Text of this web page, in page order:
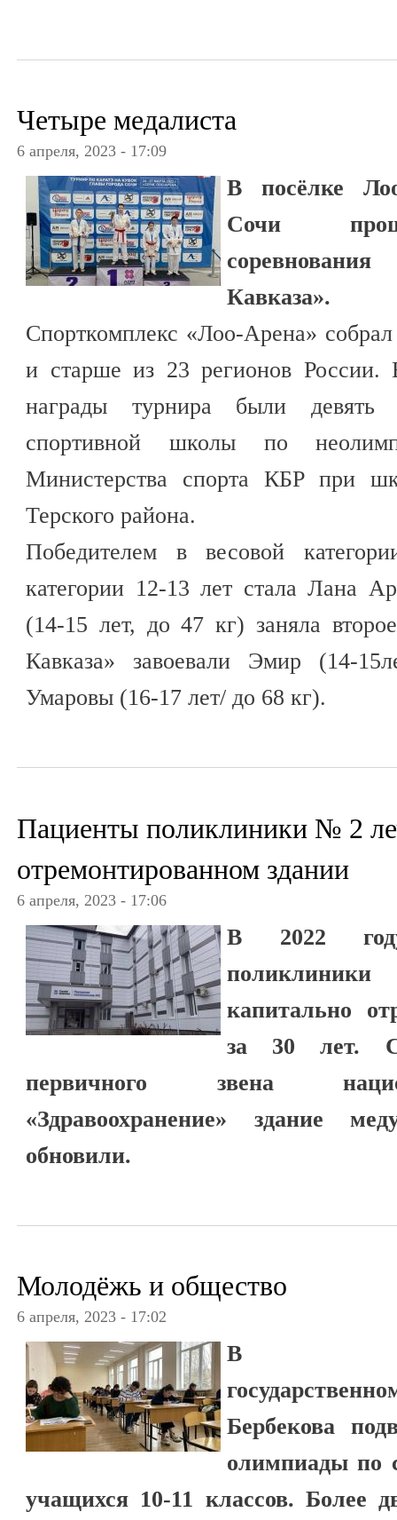
Четыре медалиста
6 апреля, 2023 - 17:09
В посёлке
Сочи
Кавказа».
Спорткомплекс «Лоо-Арена»
и старше из 23 регионов России.
награды турнира были девять
спортивной школы по
Министерства спорта КБР при
Терского района.
Победителем в весовой
категории 12-13 лет стала Лана
(14-15 лет, до 47 кг) заняла
Кавказа» завоевали Эмир (14-
Умаровы (16-17 лет/ до 68 кг).
Пациенты поликлиники № 2
отремонтированном здании
6 апреля, 2023 - 17:06
В 2022
капитально
за 30 лет.
первичного звена
«Здравоохранение» здание
обновили.
Молодёжь и общество
6 апреля, 2023 - 17:02
В
Бербекова
олимпиады по
учащихся 10-11 классов. Более